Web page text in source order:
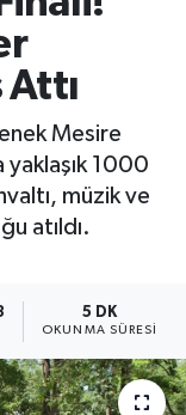
Mesire
yaklaşık 1000
müzik ve
atıldı.
5 DK
OKUNMA SÜRESI